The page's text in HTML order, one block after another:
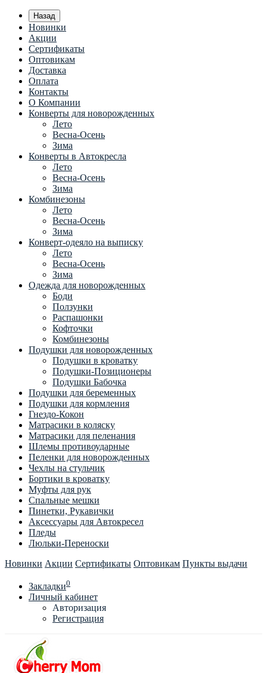
Назад
Новинки
Акции
Сертификаты
Оптовикам
Доставка
Оплата
Контакты
О Компании
Конверты для новорожденных
Лето
Весна-Осень
Зима
Конверты в Автокресла
Лето
Весна-Осень
Зима
Комбинезоны
Лето
Весна-Осень
Зима
Конверт-одеяло на выписку
Лето
Весна-Осень
Зима
Одежда для новорожденных
Боди
Ползунки
Распашонки
Кофточки
Комбинезоны
Подушки для новорожденных
Подушки в кроватку
Подушки-Позиционеры
Подушки Бабочка
Подушки для беременных
Подушки для кормления
Гнездо-Кокон
Матрасики в коляску
Матрасики для пеленания
Шлемы противоударные
Пеленки для новорожденных
Чехлы на стульчик
Бортики в кроватку
Муфты для рук
Спальные мешки
Пинетки, Рукавички
Аксессуары для Автокресел
Пледы
Люльки-Переноски
Новинки Акции Сертификаты Оптовикам Пункты выдачи
Закладки0
Личный кабинет
Авторизация
Регистрация